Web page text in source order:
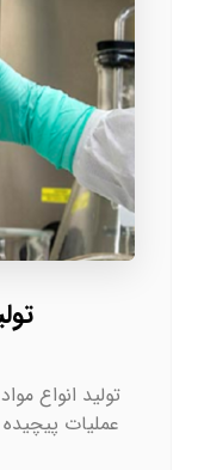
تولید انواع
عملیات